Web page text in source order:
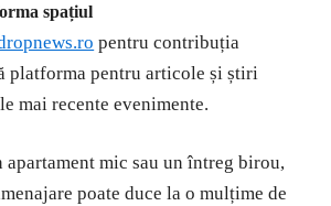
spațiul
pentru contribuția
platforma pentru articole și știri
mai recente evenimente.
apartament mic sau un întreg birou,
poate duce la o mulțime de